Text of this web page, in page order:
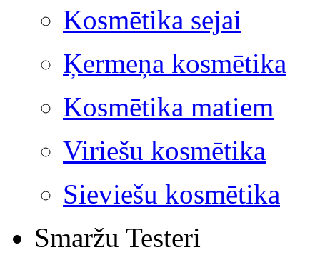
Kosmētika sejai
Ķermeņa kosmētika
Kosmētika matiem
Viriešu kosmētika
Sieviešu kosmētika
Smaržu Testeri